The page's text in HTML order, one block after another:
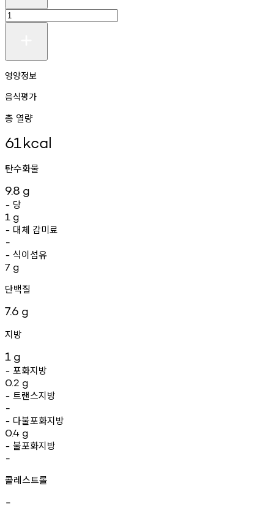
영양정보
음식평가
총 열량
61kcal
탄수화물
9.8 g
- 당
1 g
- 대체 감미료
-
- 식이섬유
7 g
단백질
7.6 g
지방
1 g
- 포화지방
0.2 g
- 트랜스지방
-
- 다불포화지방
0.4 g
- 불포화지방
-
콜레스트롤
-